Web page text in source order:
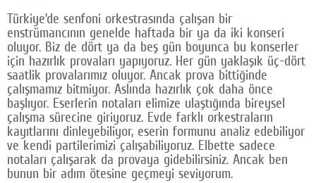
Türkiye’de senfoni orkestrasında çalışan bir
enstrümancının genelde haftada bir ya da iki konseri
oluyor. Biz de dört ya da beş gün boyunca bu konserler
için hazırlık provaları yapıyoruz. Her gün yaklaşık üç-dört
saatlik provalarımız oluyor. Ancak prova bittiğinde
çalışmamız bitmiyor. Aslında hazırlık çok daha önce
başlıyor. Eserlerin notaları elimize ulaştığında bireysel
çalışma sürecine giriyoruz. Evde farklı orkestraların
kayıtlarını dinleyebiliyor, eserin formunu analiz edebiliyor
ve kendi partilerimizi çalışabiliyoruz. Elbette sadece
notaları çalışarak da provaya gidebilirsiniz. Ancak ben
bunun bir adım ötesine geçmeyi seviyorum.